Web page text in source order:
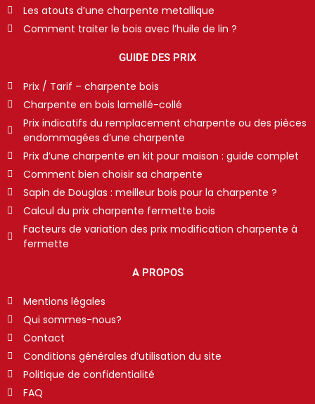
Les atouts d’une charpente metallique
Comment traiter le bois avec l’huile de lin ?
GUIDE DES PRIX
Prix / Tarif – charpente bois
Charpente en bois lamellé-collé
Prix indicatifs du remplacement charpente ou des pièces
endommagées d’une charpente
Prix d’une charpente en kit pour maison : guide complet
Comment bien choisir sa charpente
Sapin de Douglas : meilleur bois pour la charpente ?
Calcul du prix charpente fermette bois
Facteurs de variation des prix modification charpente à
fermette
A PROPOS
Mentions légales
Qui sommes-nous?
Contact
Conditions générales d’utilisation du site
Politique de confidentialité
FAQ